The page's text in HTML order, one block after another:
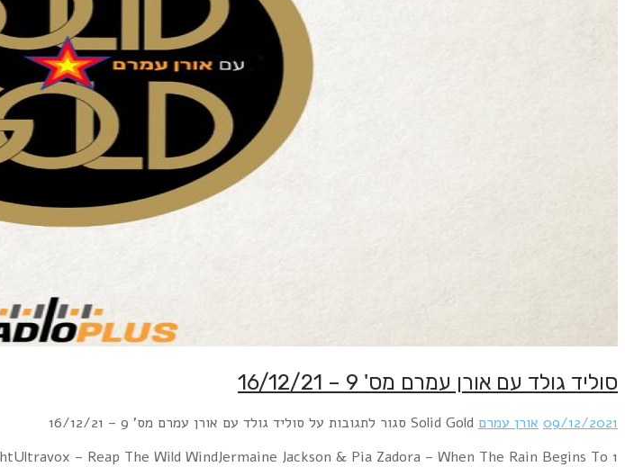
סוליד גולד עם אורן עמרם מס' 9 – 16/12/21
09/12/2021 אורן עמרם Solid Gold סגור לתגובות על סוליד גולד עם אורן עמרם מס' 9 – 16/12/21
– Reap The Wild WindJermaine Jackson & Pia Zadora – When The Rain Begins To